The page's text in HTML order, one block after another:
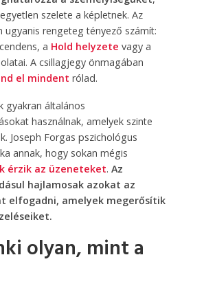
szelete a képletnek. Az
ugyanis rengeteg tényező számít:
a Hold helyzete vagy a
A csillagjegy önmagában
el mindent rólad.
gyakran általános
használnak, amelyek szinte
Joseph Forgas pszichológus
annak, hogy sokan mégis
érzik az üzeneteket. Az
hajlamosak azokat az
elfogadni, amelyek megerősítik
olyan, mint a